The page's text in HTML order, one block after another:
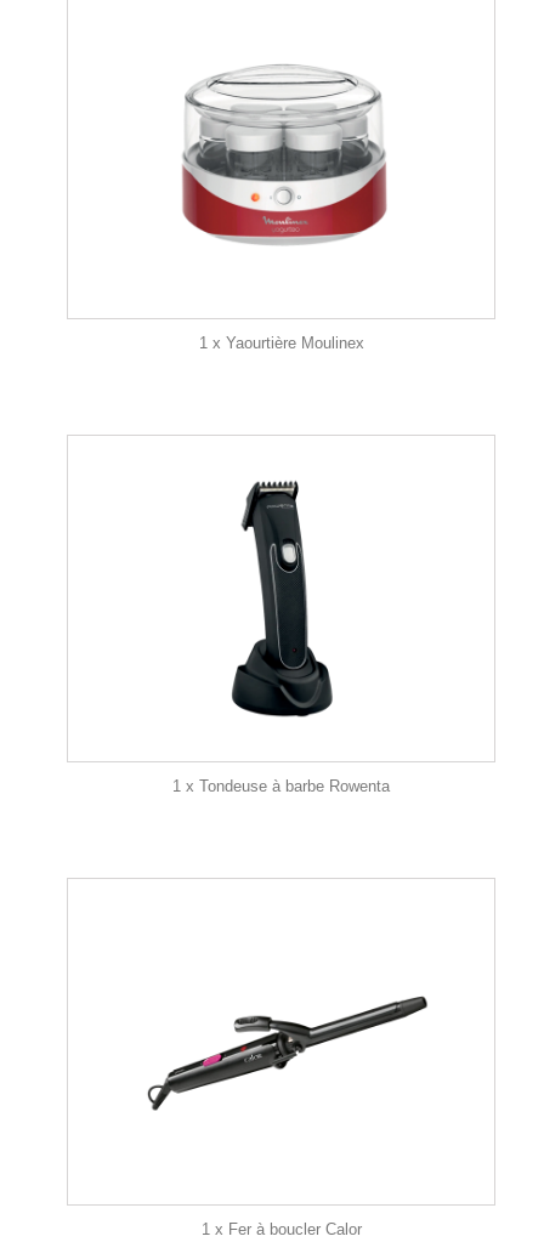
1 x Yaourtière Moulinex
1 x Tondeuse à barbe Rowenta
1 x Fer à boucler Calor